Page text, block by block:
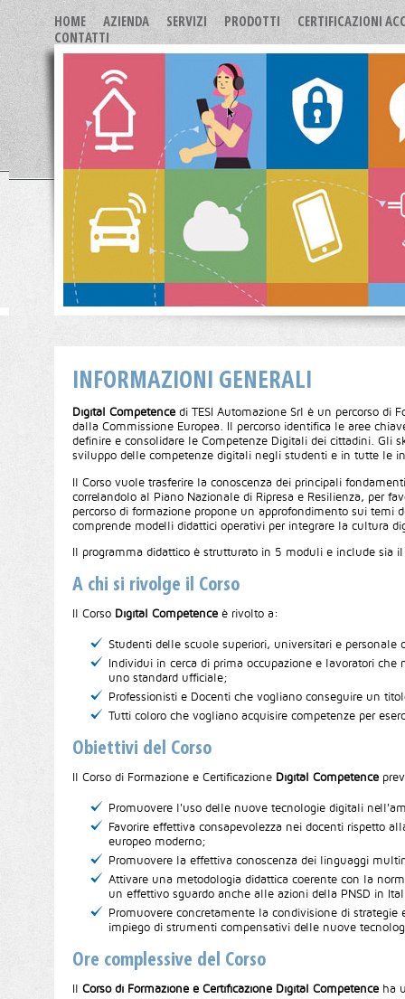
HOME AZIENDA SERVIZI PRODOTTI
CERTIFICAZIONI
CONTATTI
INFORMAZIONI GENERALI
Digital Competence di TESI Automazione Srl è un percorso di
dalla Commissione Europea. Il percorso identifica le aree
definire e consolidare le Competenze Digitali dei cittadini. Gli
sviluppo delle competenze digitali negli studenti e in tutte le
Il Corso vuole trasferire la conoscenza dei principali
correlandolo al Piano Nazionale di Ripresa e Resilienza, per
percorso di formazione propone un approfondimento sui temi
comprende modelli didattici operativi per integrare la cultura
Il programma didattico è strutturato in 5 moduli e include sia
A chi si rivolge il Corso
Il Corso Digital Competence è rivolto a:
Studenti delle scuole superiori, universitari e personale
Individui in cerca di prima occupazione e lavoratori
uno standard ufficiale;
Professionisti e Docenti che vogliano conseguire un
Tutti coloro che vogliano acquisire competenze per
Obiettivi del Corso
Il Corso di Formazione e Certificazione Digital Competence
Promuovere l'uso delle nuove tecnologie digitali
Favorire effettiva consapevolezza nei docenti rispetto
europeo moderno;
Promuovere la effettiva conoscenza dei linguaggi
Attivare una metodologia didattica coerente con la
un effettivo sguardo anche alle azioni della PNSD in
Promuovere concretamente la condivisione di
impiego di strumenti compensativi delle nuove
Ore complessive del Corso
Il Corso di Formazione e Certificazione Digital Competence ha